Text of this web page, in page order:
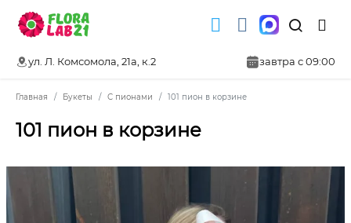
ул. Л. Комсомола, 21а, к.2 завтра с 09:00
Главная Букеты С пионами 101 пион в корзине
101 пион в корзине